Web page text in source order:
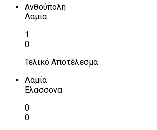
Ανθούπολη
Λαμία
1
0
Τελικό Αποτέλεσμα
Λαμία
Ελασσόνα
0
0